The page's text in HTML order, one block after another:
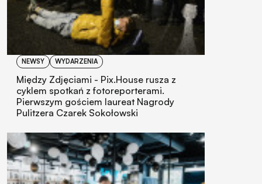
NEWSY WYDARZENIA
Między Zdjęciami - Pix.House rusza z
cyklem spotkań z fotoreporterami.
Pierwszym gościem laureat Nagrody
Pulitzera Czarek Sokołowski